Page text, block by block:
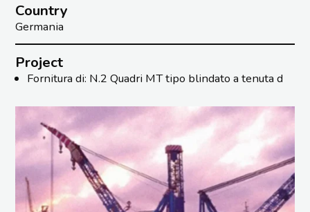
Country
Germania
Project
Fornitura di: N.2 Quadri MT tipo blindato a tenuta d